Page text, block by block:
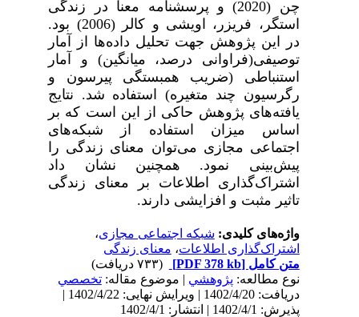
چن (2020) و پرسشنامه معنا در زندگی
استگر، فریزر، اویشی و کالر (2006) بود.
در این پژوهش جهت تحلیل داده‌ها از آمار
توصیفی(فراوانی درصد، میانگین) و آمار
استنباطی (ضریب همبستگی پیرسون و
رگرسیون چند متغیره) استفاده شد. نتایج
یافته‌های پژوهش حاکی از این است که بر
اساس میزان استفاده از شبکه‌های
اجتماعی مجازی می‌توان معنای زندگی را
پیش‌بینی نمود. همچنین نشان داد
اشتراک‌گذاری اطلاعات بر معنای زندگی
تاثیر مثبت و افزایشی دارند.
واژه‌های کلیدی:شبکه اجتماعی مجازی،
اشتراک‌گذاری اطلاعات،معنای زندگی
متن کامل[PDF 378 kb]
نوع مطالعه:پژوهشي| موضوع مقاله:تخصصي
دریافت: 1402/4/20 | ویرایش نهایی: 1402/4/22 |
پذیرش: 1402/4/1 | انتشار: 1402/4/1